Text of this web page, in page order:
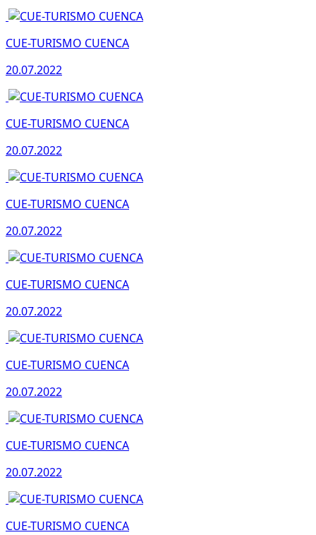
CUE-TURISMO CUENCA
20.07.2022
CUE-TURISMO CUENCA
20.07.2022
CUE-TURISMO CUENCA
20.07.2022
CUE-TURISMO CUENCA
20.07.2022
CUE-TURISMO CUENCA
20.07.2022
CUE-TURISMO CUENCA
20.07.2022
CUE-TURISMO CUENCA